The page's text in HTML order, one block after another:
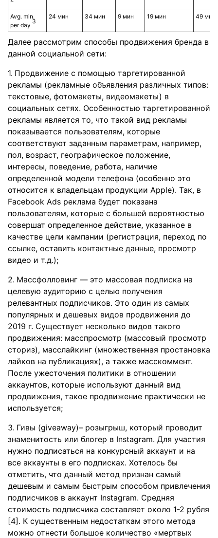
Avg. min.
per day
3
24 мин 34 мин 9 мин 19 мин 49 мин
Далее рассмотрим способы продвижения бренда в
данной социальной сети:
Продвижение с помощью таргетированной
рекламы (рекламные объявления различных типов:
текстовые, фотомакеты, видеомакеты) в
социальных сетях. Особенностью таргетированной
рекламы является то, что такой вид рекламы
показывается пользователям, которые
соответствуют заданным параметрам, например,
пол, возраст, географическое положение,
интересы, поведение, работа, наличие
определенной модели телефона (особенно это
относится к владельцам продукции Apple). Так, в
Facebook Ads реклама будет показана
пользователям, которые с большей вероятностью
совершат определенное действие, указанное в
качестве цели кампании (регистрация, переход по
ссылке, оставить контактные данные, просмотр
видео и т.д.);
Массфолловинг — это массовая подписка на
целевую аудиторию с целью получения
релевантных подписчиков. Это один из самых
популярных и дешевых видов продвижения до
2019 г. Существует несколько видов такого
продвижения: масспросмотр (массовый просмотр
сториз), масслайкинг (множественная простановка
лайков на публикациях), а также масскоммент.
После ужесточения политики в отношении
аккаунтов, которые используют данный вид
продвижения, такое продвижение практически не
используется;
Гивы (giveaway)– розыгрыш, который проводит
знаменитость или блогер в Instagram. Для участия
нужно подписаться на конкурсный аккаунт и на
все аккаунты в его подписках. Хотелось бы
отметить, что данный метод признан самый
дешевым и самым быстрым способом привлечения
подписчиков в аккаунт Instagram. Средняя
стоимость подписчика составляет около 1-2 рубля
[4]. К существенным недостаткам этого метода
можно отнести большое количество «мертвых